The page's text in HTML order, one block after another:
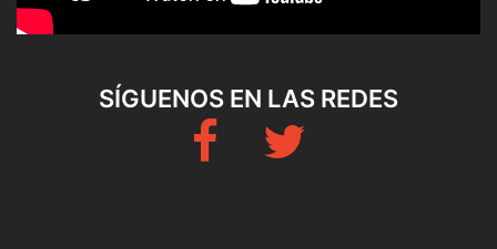
SÍGUENOS EN LAS REDES
Fb Twitter